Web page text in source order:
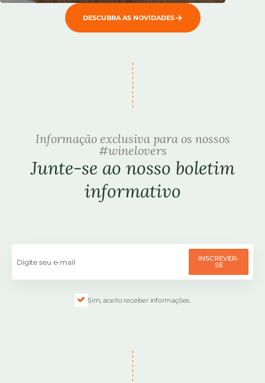
DESCUBRA AS NOVIDADES
Informação exclusiva para os nossos
#winelovers
Junte-se ao nosso boletim
informativo
INSCREVER-
SE
Sim, aceito receber informações.